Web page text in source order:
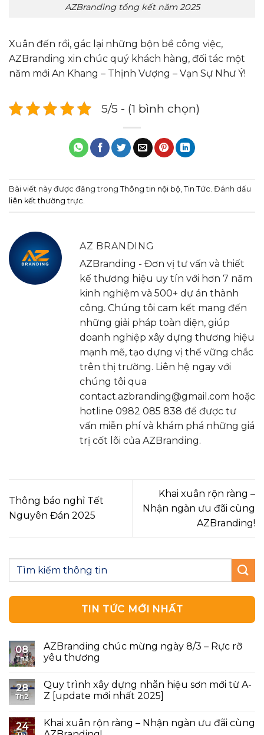
AZBranding tổng kết năm 2025
Xuân đến rồi, gác lại những bộn bề công việc,
AZBranding xin chúc quý khách hàng, đối tác một
năm mới An Khang – Thịnh Vượng – Vạn Sự Như Ý!
5/5 - (1 bình chọn)
Bài viết này được đăng trong Thông tin nội bộ, Tin Tức. Đánh dấu
liên kết thường trực.
AZ BRANDING
AZBranding - Đơn vị tư vấn và thiết
kế thương hiệu uy tín với hơn 7 năm
kinh nghiệm và 500+ dự án thành
công. Chúng tôi cam kết mang đến
những giải pháp toàn diện, giúp
doanh nghiệp xây dựng thương hiệu
mạnh mẽ, tạo dựng vị thế vững chắc
trên thị trường. Liên hệ ngay với
chúng tôi qua
contact.azbranding@gmail.com hoặc
hotline 0982 085 838 để được tư
vấn miễn phí và khám phá những giá
trị cốt lõi của AZBranding.
Thông báo nghỉ Tết
Nguyên Đán 2025
Khai xuân rộn ràng –
Nhận ngàn ưu đãi cùng
AZBranding!
TIN TỨC MỚI NHẤT
08
Th3
AZBranding chúc mừng ngày 8/3 – Rực rỡ
yêu thương
28
Th2
Quy trình xây dựng nhãn hiệu sơn mới từ A-
Z [update mới nhất 2025]
24
Khai xuân rộn ràng – Nhận ngàn ưu đãi cùng